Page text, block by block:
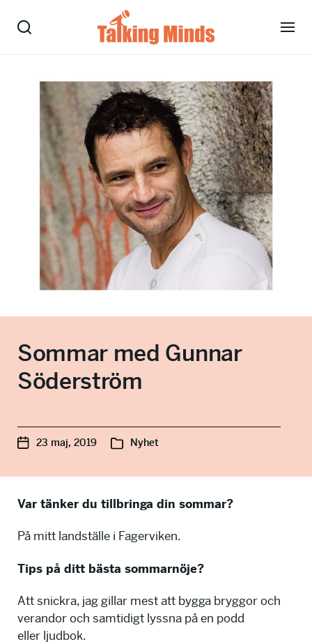
Tjänster
Evenemang
Om oss
Nyheter
Kontakt
Sommar med Gunnar
Söderström
23 maj, 2019 Nyhet
Var tänker du tillbringa din sommar?
På mitt landställe i Fagerviken.
Tips på ditt bästa sommarnöje?
Att snickra, jag gillar mest att bygga bryggor och
verandor och samtidigt lyssna på en podd
eller ljudbok.